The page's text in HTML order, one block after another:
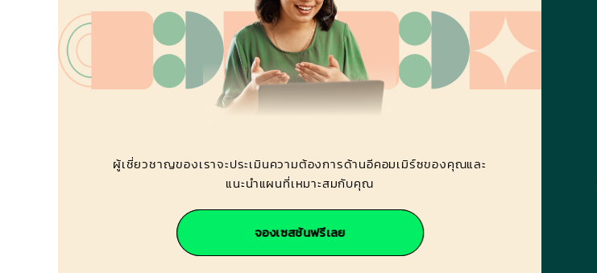
ผู้เชี่ยวชาญของเราจะประเมินความต้องการด้านอีคอมเมิร์ซของคุณและ
แนะนำแผนที่เหมาะสมกับคุณ
จองเซสชันฟรีเลย